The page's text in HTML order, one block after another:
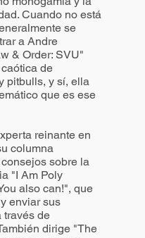
Cuando no está
se
a Andre
& Order: SVU"
de
pitbulls, y sí, ella
que es ese
reinante en
columna
sobre la
"I Am Poly
also can!", que
enviar sus
través de
dirige "The